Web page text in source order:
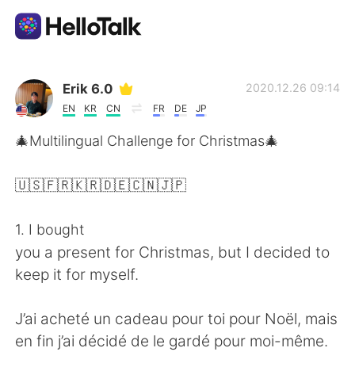
Language Exchange App
AI Grammar Checker
简体中文
Español
Français Deutsch
Erik 6.0
EN KR CN FR DE JP
2020.12.26 09:14
🎄Multilingual Challenge for Christmas🎄
🇺🇸🇫🇷🇰🇷🇩🇪🇨🇳🇯🇵
1. I bought
you a present for Christmas, but I decided to
keep it for myself.
J’ai acheté un cadeau pour toi pour Noël, mais
en fin j’ai décidé de le gardé pour moi-même.